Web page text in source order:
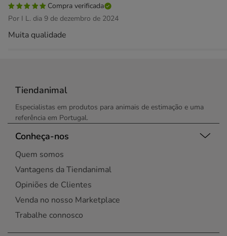
Compra verificada
Por I L. dia 9 de dezembro de 2024
Muita qualidade
Tiendanimal
Especialistas em produtos para animais de estimação e uma
referência em Portugal.
Conheça-nos
Quem somos
Vantagens da Tiendanimal
Opiniões de Clientes
Venda no nosso Marketplace
Trabalhe connosco